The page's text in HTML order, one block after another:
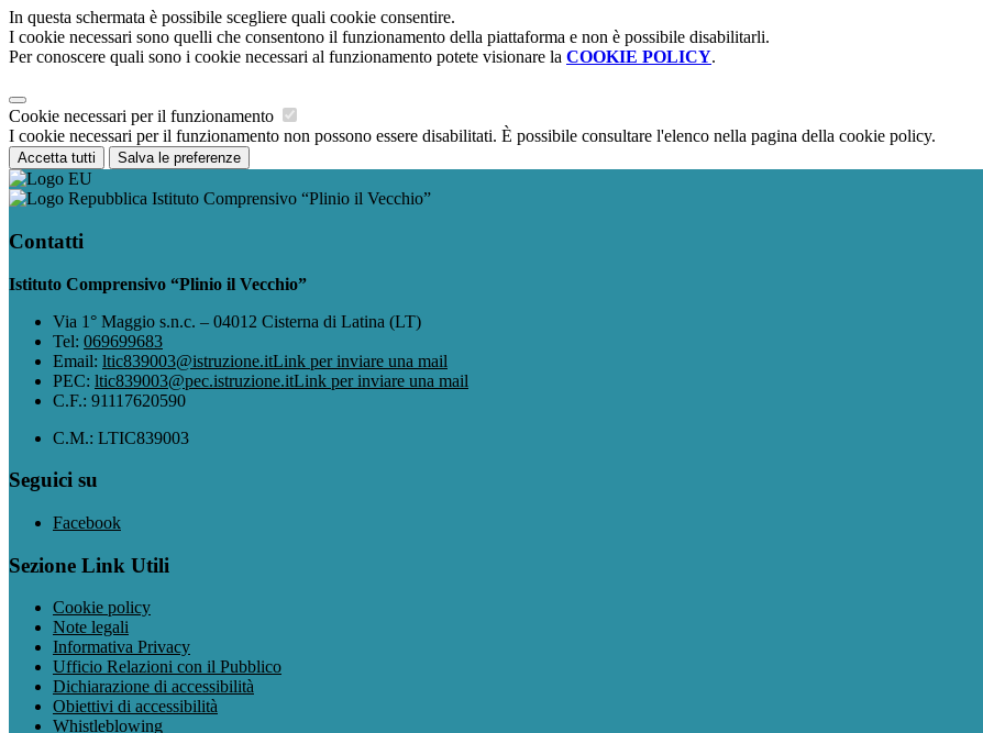
In questa schermata è possibile scegliere quali cookie consentire.
I cookie necessari sono quelli che consentono il funzionamento della piattaforma e non è possibile disabilitarli.
Per conoscere quali sono i cookie necessari al funzionamento potete visionare la COOKIE POLICY.
Cookie necessari per il funzionamento
I cookie necessari per il funzionamento non possono essere disabilitati. È possibile consultare l'elenco nella pagina della cookie policy.
Accetta tutti Salva le preferenze
Istituto Comprensivo “Plinio il Vecchio”
Contatti
Istituto Comprensivo “Plinio il Vecchio”
Via 1° Maggio s.n.c. – 04012 Cisterna di Latina (LT)
Tel: 069699683
Email: ltic839003@istruzione.itLink per inviare una mail
PEC: ltic839003@pec.istruzione.itLink per inviare una mail
C.F.: 91117620590
C.M.: LTIC839003
Seguici su
Facebook
Sezione Link Utili
Cookie policy
Note legali
Informativa Privacy
Ufficio Relazioni con il Pubblico
Dichiarazione di accessibilità
Obiettivi di accessibilità
Whistleblowing